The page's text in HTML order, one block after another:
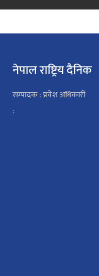
नेपाल राष्ट्रिय दैनिक
सम्पादक : प्रवेश अधिकारी
: